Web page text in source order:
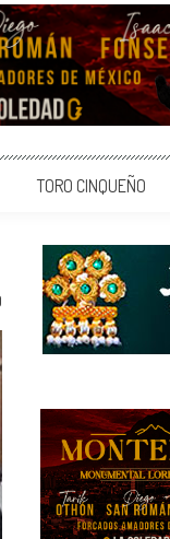
TORO CINQUEÑO